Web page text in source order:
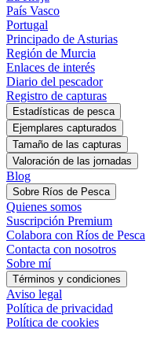
País Vasco
Portugal
Principado de Asturias
Región de Murcia
Enlaces de interés
Diario del pescador
Registro de capturas
Estadísticas de pesca
Blog
Sobre Ríos de Pesca
Quienes somos
Suscripción Premium
Colabora con Ríos de Pesca
Contacta con nosotros
Sobre mí
Términos y condiciones
Aviso legal
Política de privacidad
Política de cookies